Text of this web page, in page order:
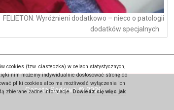
cookies (tzw. ciasteczka) w celach statystycznych,
nim możemy indywidualnie dostosować stronę do
pliki cookies albo ma możliwość wyłączenia ich
zbierane żadne informacje.Dowiedz się więc jak
FELIETON: Wyróżnieni dodatkowo – nieco o patologii
dodatków specjalnych
Gazeta Sądowa © 2026